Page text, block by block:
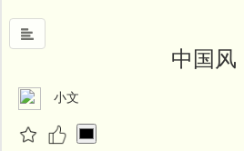
首
中国风
小文